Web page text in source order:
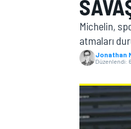
MOTOGP
Michelin,
atmaları
Jonathan
Düzenlendi: